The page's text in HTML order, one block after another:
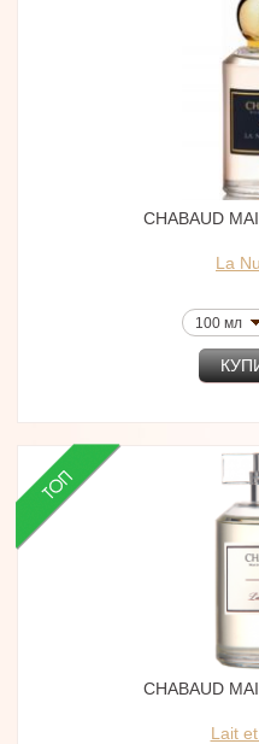
CHABAUD
La
100 мл
CHABAUD
Lait